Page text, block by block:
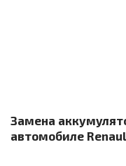
Замена
автомобиле